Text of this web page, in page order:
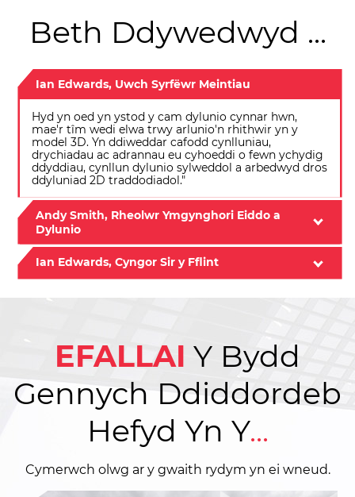
Beth Ddywedwyd ...
Ian Edwards, Uwch Syrfëwr Meintiau
Hyd yn oed yn ystod y cam dylunio cynnar hwn,
mae'r tîm wedi elwa trwy arlunio'n rhithwir yn y
model 3D. Yn ddiweddar cafodd cynlluniau,
drychiadau ac adrannau eu cyhoeddi o fewn ychydig
ddyddiau, cynllun dylunio sylweddol a arbedwyd dros
ddyluniad 2D traddodiadol."
Andy Smith, Rheolwr Ymgynghori Eiddo a
Dylunio
Ian Edwards, Cyngor Sir y Fflint
EFALLAI Y Bydd
Gennych Ddiddordeb
Hefyd Yn Y...
Cymerwch olwg ar y gwaith rydym yn ei wneud.